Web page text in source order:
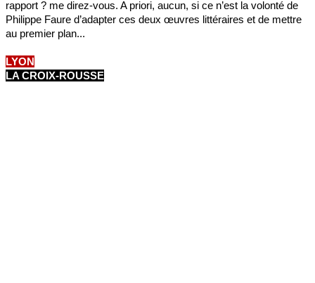
rapport ? me direz-vous. A priori, aucun, si ce n’est la volonté de
Philippe Faure d’adapter ces deux œuvres littéraires et de mettre
au premier plan...
LYON
LA CROIX-ROUSSE